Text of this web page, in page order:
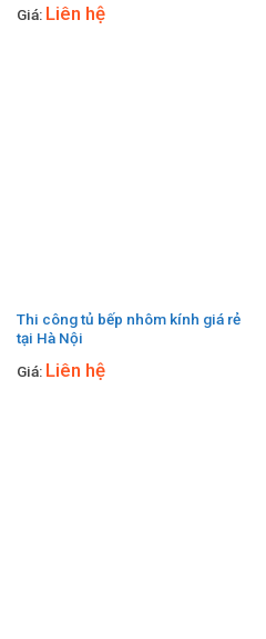
Giá: Liên hệ
Thi công tủ bếp nhôm kính giá rẻ
tại Hà Nội
Giá: Liên hệ